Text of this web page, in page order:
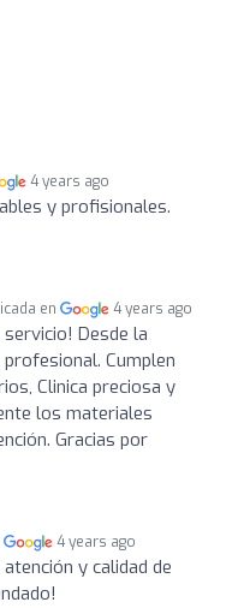
4 years ago
y profisionales.
en 4 years ago
Desde la
Cumplen
Clinica preciosa y
los materiales
Gracias por
4 years ago
y calidad de